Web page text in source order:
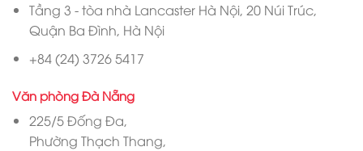
Tầng 3 - tòa nhà Lancaster Hà Nội, 20 Núi Trúc,
Quận Ba Đình, Hà Nội
+84 (24) 3726 5417
Văn phòng Đà Nẵng
225/5 Đống Đa,
Phường Thạch Thang,